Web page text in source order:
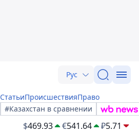
Рус
СтатьиПроисшествияПраво
#Казахстан в сравнении
$469.93 €541.64 ₽5.71